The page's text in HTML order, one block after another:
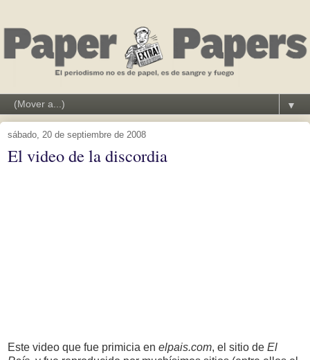
▼
sábado, 20 de septiembre de 2008
El video de la discordia
Este video que fue primicia en elpais.com, el sitio de El